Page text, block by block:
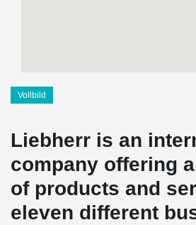
Vollbild
Liebherr is an
company offering
of products and
eleven different